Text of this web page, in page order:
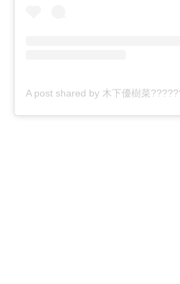
A post shared by 木下優樹菜